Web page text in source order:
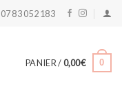
07 83 052 183
PANIER /0,00€ 0